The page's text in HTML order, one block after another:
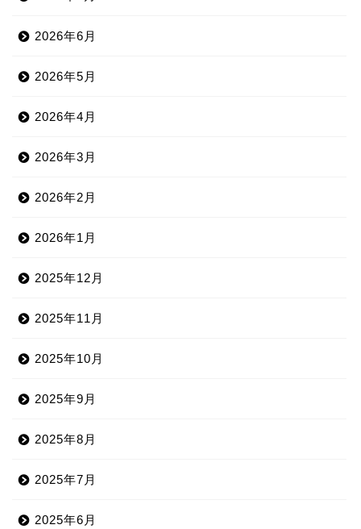
2026年6月
2026年5月
2026年4月
2026年3月
2026年2月
2026年1月
2025年12月
2025年11月
2025年10月
2025年9月
2025年8月
2025年7月
2025年6月